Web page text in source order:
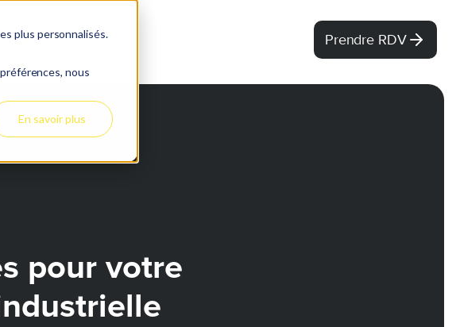
plus personnalisés.
nous
En savoir plus
Prendre RDV
pour votre